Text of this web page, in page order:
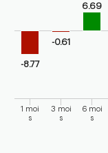
The chart has 1 Y
-8.77
-0.61
6.69
1 moi
s
3 moi
s
6 moi
s